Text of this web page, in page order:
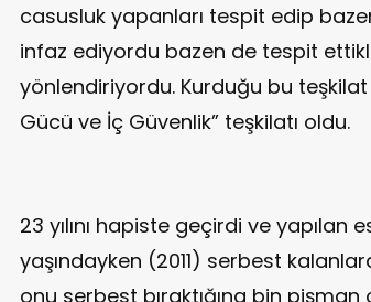
casusluk yapanları tespit edip
infaz ediyordu bazen de tespit
yönlendiriyordu. Kurduğu bu teşkilat
Gücü ve İç Güvenlik” teşkilatı oldu.
23 yılını hapiste geçirdi ve yapılan
yaşındayken (2011) serbest
onu serbest bıraktığına bin